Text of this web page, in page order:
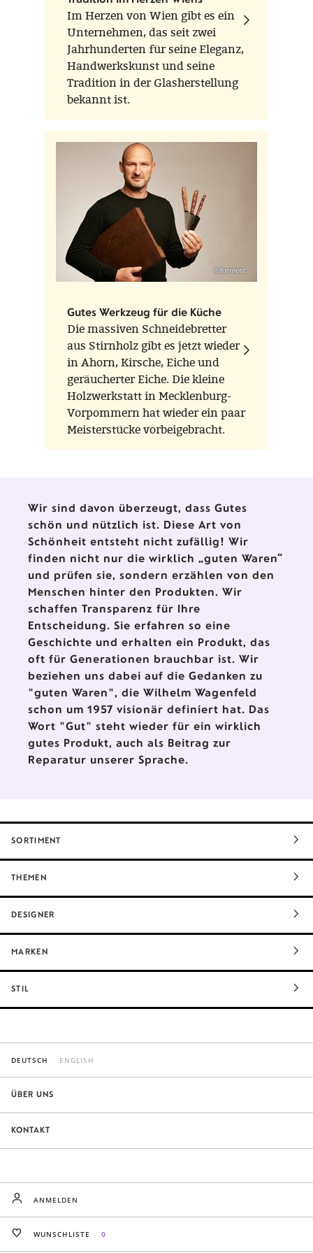
Im Herzen von Wien gibt es ein
Unternehmen, das seit zwei
Jahrhunderten für seine Eleganz,
Handwerkskunst und seine
Tradition in der Glasherstellung
bekannt ist.
©formost
Gutes Werkzeug für die Küche
Die massiven Schneidebretter
aus Stirnholz gibt es jetzt wieder
in Ahorn, Kirsche, Eiche und
geräucherter Eiche. Die kleine
Holzwerkstatt in Mecklenburg-
Vorpommern hat wieder ein paar
Meisterstücke vorbeigebracht.
Wir sind davon überzeugt, dass Gutes
schön und nützlich ist. Diese Art von
Schönheit entsteht nicht zufällig! Wir
finden nicht nur die wirklich „guten Waren“
und prüfen sie, sondern erzählen von den
Menschen hinter den Produkten. Wir
schaffen Transparenz für Ihre
Entscheidung. Sie erfahren so eine
Geschichte und erhalten ein Produkt, das
oft für Generationen brauchbar ist. Wir
beziehen uns dabei auf die Gedanken zu
"guten Waren", die Wilhelm Wagenfeld
schon um 1957 visionär definiert hat. Das
Wort "Gut" steht wieder für ein wirklich
gutes Produkt, auch als Beitrag zur
Reparatur unserer Sprache.
SORTIMENT
THEMEN
DESIGNER
MARKEN
STIL
DEUTSCH ENGLISH
ÜBER UNS
KONTAKT
ANMELDEN
WUNSCHLISTE 0